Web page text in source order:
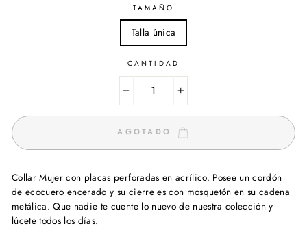
TAMAÑO
Talla única
CANTIDAD
AGOTADO
Collar Mujer con placas perforadas en acrílico. Posee un cordón
de ecocuero encerado y su cierre es con mosquetón en su cadena
metálica. Que nadie te cuente lo nuevo de nuestra colección y
lúcete todos los días.